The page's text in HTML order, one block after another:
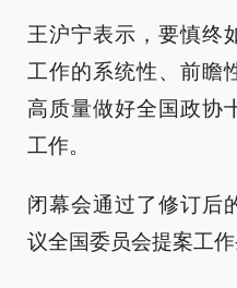
王沪宁表示，要慎终
工作的系统性、前瞻
高质量做好全国政协
工作。
闭幕会通过了修订后
议全国委员会提案工作